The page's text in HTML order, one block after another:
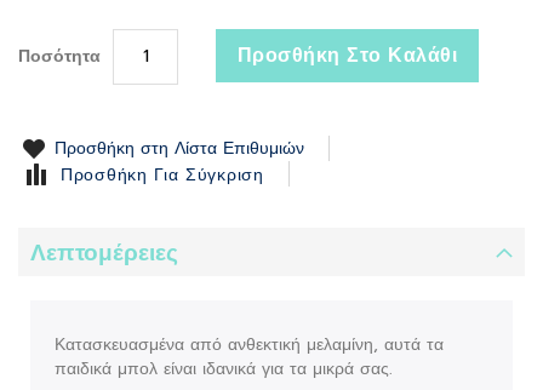
Ποσότητα Προσθήκη Στο Καλάθι
Προσθήκη στη Λίστα Επιθυμιών
Προσθήκη Για Σύγκριση
Λεπτομέρειες
Κατασκευασμένα από ανθεκτική μελαμίνη, αυτά τα
παιδικά μπολ είναι ιδανικά για τα μικρά σας.